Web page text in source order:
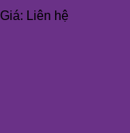
Giá: Liên hệ